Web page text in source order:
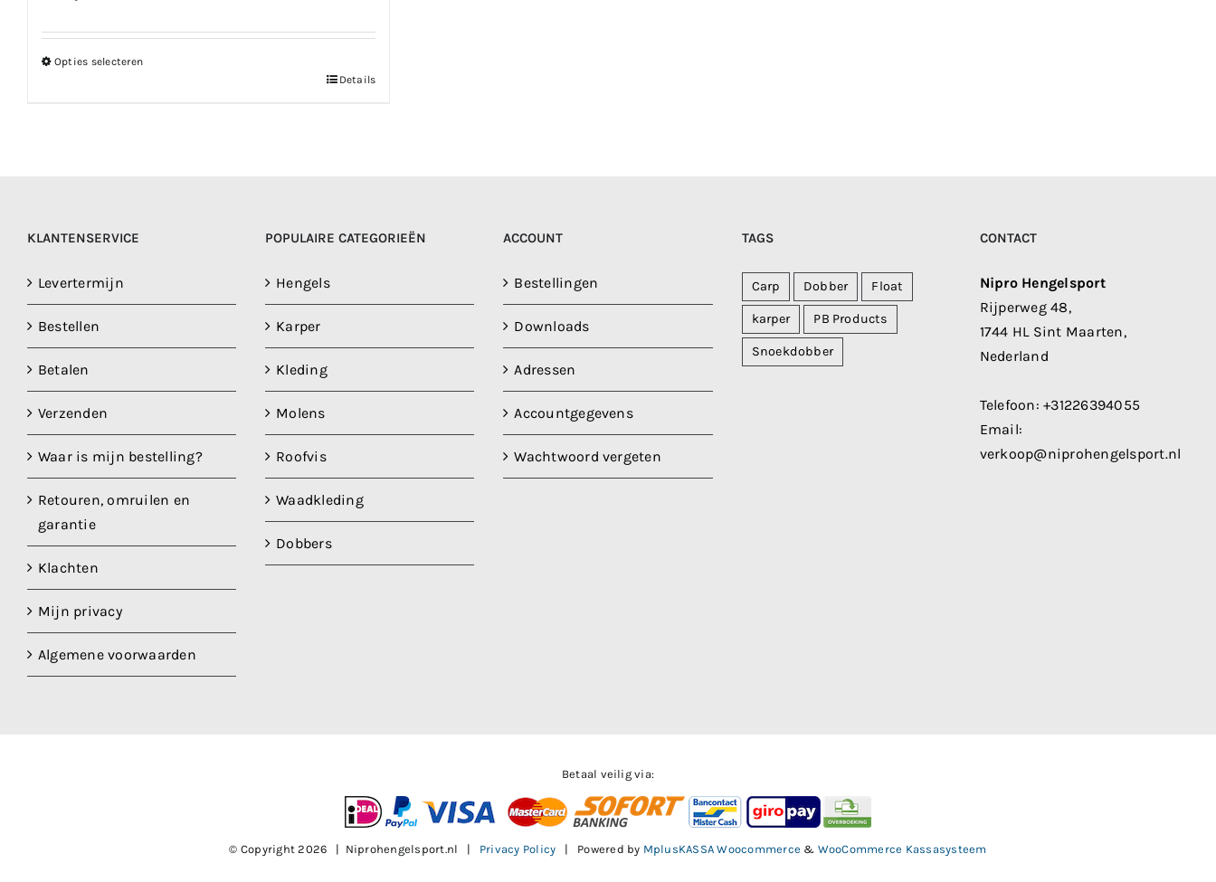
€20.99
Opties selecteren
gekozen
worden
op
de
productpagina
Details
KLANTENSERVICE
Levertermijn
Bestellen
Betalen
Verzenden
Waar is mijn bestelling?
Retouren, omruilen en
garantie
Klachten
Mijn privacy
Algemene voorwaarden
POPULAIRE CATEGORIEËN
Hengels
Karper
Kleding
Molens
Roofvis
Waadkleding
Dobbers
ACCOUNT
Bestellingen
Downloads
Adressen
Accountgegevens
Wachtwoord vergeten
TAGS
Carp Dobber Float
karper PB Products
Snoekdobber
CONTACT
Nipro Hengelsport
Rijperweg 48,
1744 HL Sint Maarten,
Nederland
Telefoon:+31226394055
Email:
verkoop@niprohengelsport.nl
Betaal veilig via:
© Copyright2026 | Niprohengelsport.nl | Privacy Policy | Powered by MplusKASSA Woocommerce & WooCommerce Kassasysteem